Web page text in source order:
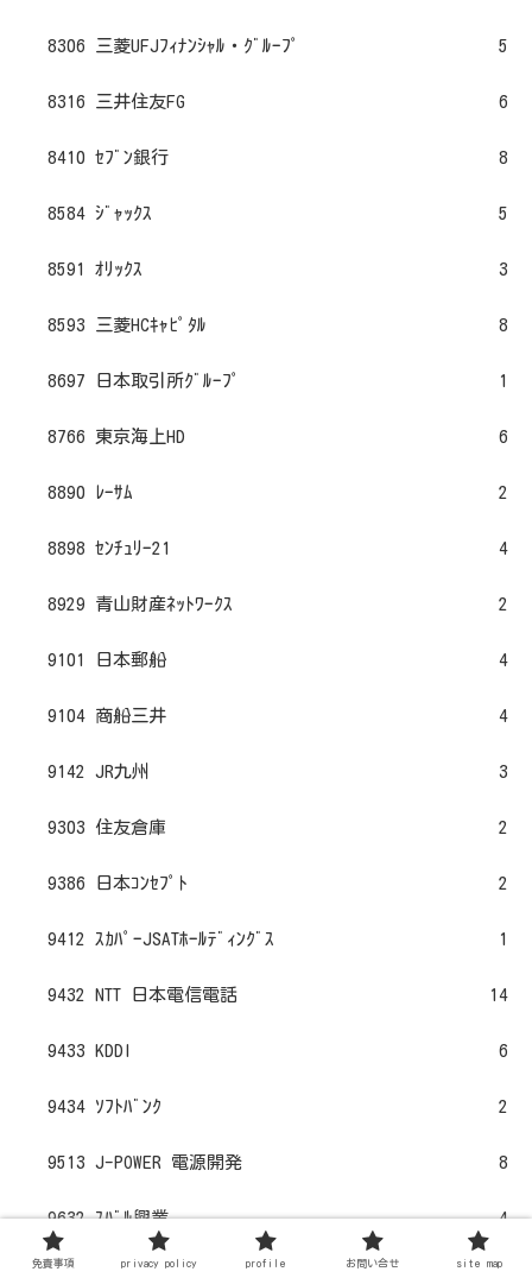
8306 三菱UFJﾌｨﾅﾝｼｬﾙ・ｸﾞﾙｰﾌﾟ 5
8316 三井住友FG 6
8410 ｾﾌﾞﾝ銀行 8
8584 ｼﾞｬｯｸｽ 5
8591 ｵﾘｯｸｽ 3
8593 三菱HCｷｬﾋﾟﾀﾙ 8
8697 日本取引所ｸﾞﾙｰﾌﾟ 1
8766 東京海上HD 6
8890 ﾚｰｻﾑ 2
8898 ｾﾝﾁｭﾘｰ21 4
8929 青山財産ﾈｯﾄﾜｰｸｽ 2
9101 日本郵船 4
9104 商船三井 4
9142 JR九州 3
9303 住友倉庫 2
9386 日本ｺﾝｾﾌﾟﾄ 2
9412 ｽｶﾊﾟｰJSATﾎｰﾙﾃﾞｨﾝｸﾞｽ 1
9432 NTT 日本電信電話 14
9433 KDDI 6
9434 ｿﾌﾄﾊﾞﾝｸ 2
9513 J-POWER 電源開発 8
9632 ｽﾊﾞﾙ興業 4
9768 いであ 1
免責事項 privacy policy profile お問い合せ site map